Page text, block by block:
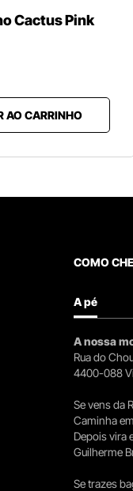
Cactus Pink
AO CARRINHO
COMO
A pé
A nossa
Rua do
4400-088
Se vens da
Caminha
Depois vira
Guilherme
Se trazes